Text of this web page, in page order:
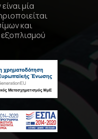
μία
και
εξοπλισμού